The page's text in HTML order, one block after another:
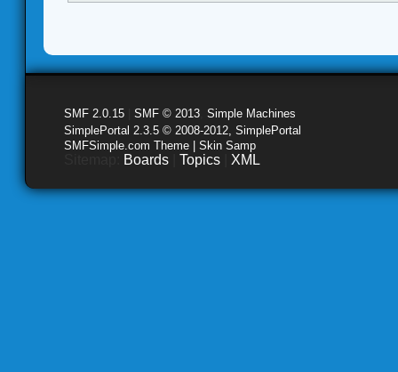
SMF 2.0.15 SMF © 2013 Simple Machines
SimplePortal 2.3.5 © 2008-2012, SimplePortal
SMFSimple.com Theme | Skin Samp
Boards Topics XML